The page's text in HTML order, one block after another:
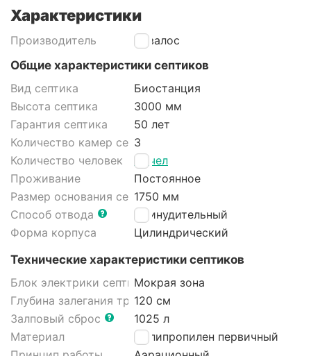
Характеристики
Производитель
Аквалос
Общие характеристики септиков
Вид септика
Биостанция
Высота септика
3000 мм
Гарантия септика
50 лет
Количество камер септика
3
Количество человек
15 чел
Проживание
Постоянное
Размер основания септика
1750 мм
Способ отвода
Принудительный
Форма корпуса
Цилиндрический
Технические характеристики септиков
Блок электрики септикаМокрая зона
Глубина залегания трубы120 см
Залповый сброс
1025 л
Материал
Полипропилен первичный